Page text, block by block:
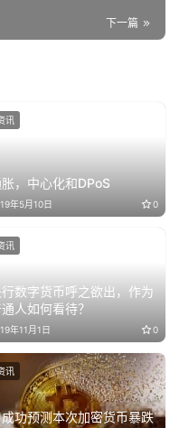
下一篇
，中心化和DPoS
年5月10日 0
讯
行数字货币呼之欲出，作为
人如何看待？
年11月1日 0
讯
功预测本次加密货币暴跌
讯